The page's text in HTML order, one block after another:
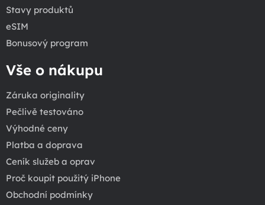
Stavy produktů
eSIM
Bonusový program
Vše o nákupu
Záruka originality
Pečlivě testováno
Výhodné ceny
Platba a doprava
Ceník služeb a oprav
Proč koupit použitý iPhone
Obchodní podmínky